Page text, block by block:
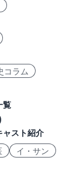
コラム
覧
ャスト紹介
イ・サン